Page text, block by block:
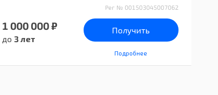
1 000 000 ₽
до 3 лет
Рег № 001503045007062
Получить
Подробнее